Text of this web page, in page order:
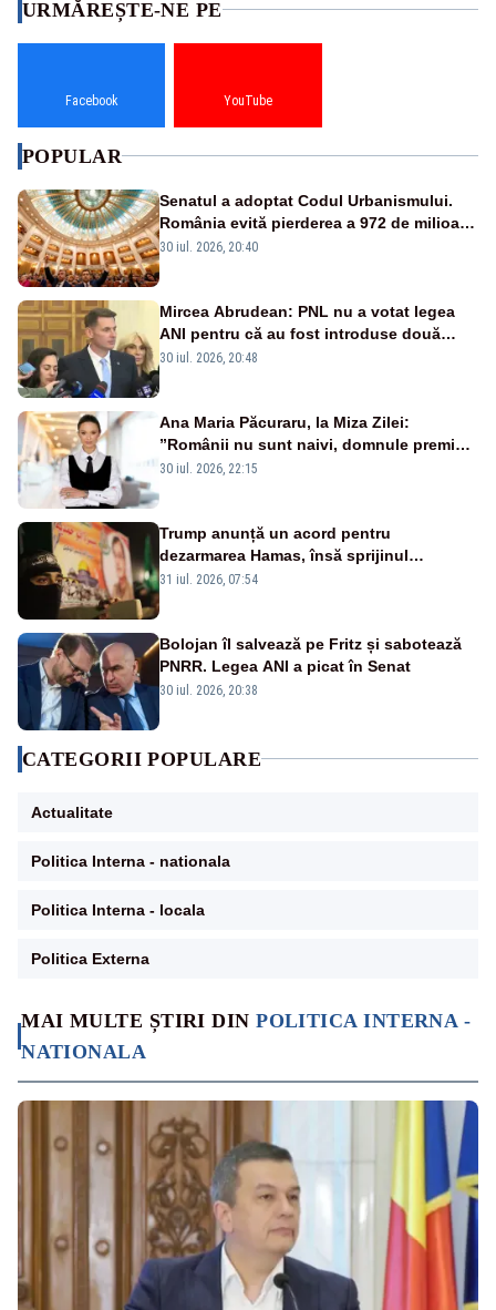
MAI MULTE ȘTIRI DINPOLITICA INTERNA -
NATIONALA
URMĂREȘTE-NE PE
Facebook YouTube
POPULAR
Senatul a adoptat Codul Urbanismului.
România evită pierderea a 972 de milioane
de euro din PNRR
30 iul. 2026, 20:40
Mircea Abrudean: PNL nu a votat legea
ANI pentru că au fost introduse două
amendamente faţă de propunerea de la
30 iul. 2026, 20:48
Ana Maria Păcuraru, la Miza Zilei:
”Românii nu sunt naivi, domnule premier
Bolojan”
30 iul. 2026, 22:15
Trump anunță un acord pentru
dezarmarea Hamas, însă sprijinul
Israelului rămâne incert
31 iul. 2026, 07:54
Bolojan îl salvează pe Fritz și sabotează
PNRR. Legea ANI a picat în Senat
30 iul. 2026, 20:38
CATEGORII POPULARE
Actualitate
Politica Interna - nationala
Politica Interna - locala
Politica Externa